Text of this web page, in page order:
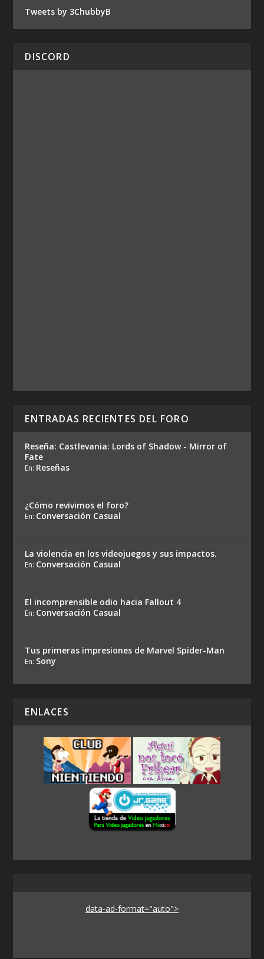
Tweets by 3ChubbyB
DISCORD
ENTRADAS RECIENTES DEL FORO
Reseña: Castlevania: Lords of Shadow - Mirror of
Fate
En: Reseñas
¿Cómo revivimos el foro?
En: Conversación Casual
La violencia en los videojuegos y sus impactos.
En: Conversación Casual
El incomprensible odio hacia Fallout 4
En: Conversación Casual
Tus primeras impresiones de Marvel Spider-Man
En: Sony
ENLACES
data-ad-format="auto">